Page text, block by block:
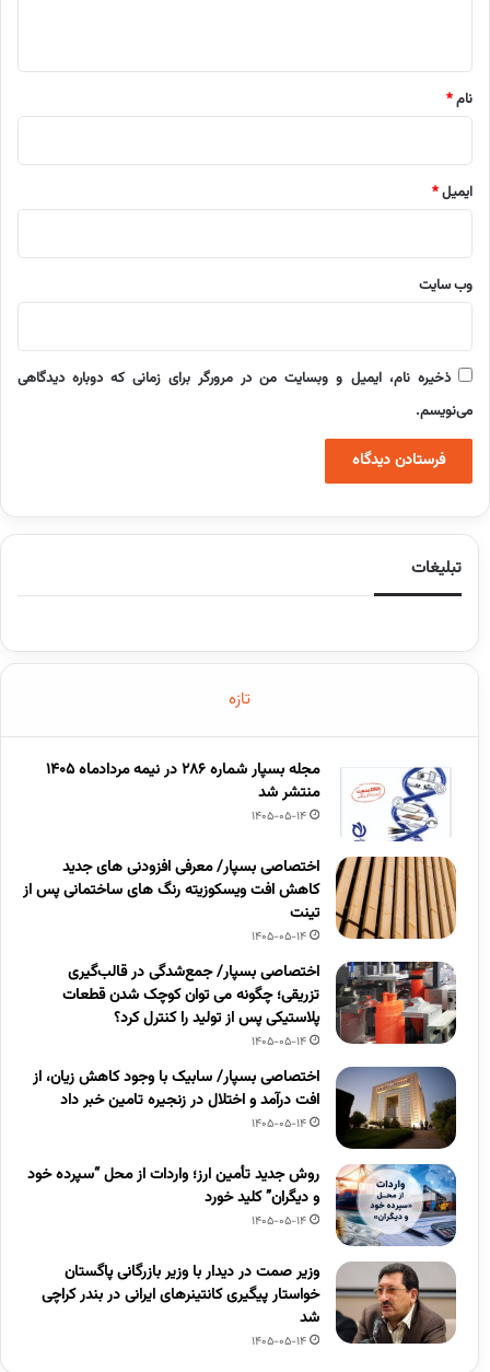
نام*
ایمیل*
وب‌ سایت
ذخیره نام، ایمیل و وبسایت من در مرورگر برای زمانی که دوباره دیدگاهی
می‌نویسم.
تبلیغات
تازه
مجله بسپار شماره 286 در نیمه مردادماه 1405
منتشر شد
1405-05-14
اختصاصی بسپار/ معرفی افزودنی های جدید
کاهش افت ویسکوزیته رنگ های ساختمانی پس از
تینت
1405-05-14
اختصاصی بسپار/ جمع‌شدگی در قالب‌گیری
تزریقی؛ چگونه می توان کوچک شدن قطعات
پلاستیکی پس از تولید را کنترل کرد؟
1405-05-14
اختصاصی بسپار/ سابیک با وجود کاهش زیان، از
افت درآمد و اختلال در زنجیره تامین خبر داد
1405-05-14
روش جدید تأمین ارز؛ واردات از محل “سپرده خود
و دیگران” کلید خورد
1405-05-14
وزیر صمت در دیدار با وزیر بازرگانی پاگستان
خواستار پیگیری کانتینرهای ایرانی در بندر کراچی
شد
1405-05-14